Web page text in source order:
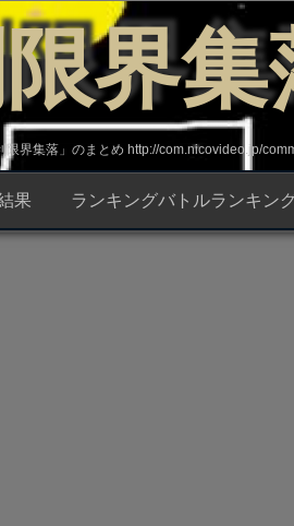
界集
界集落」のまとめ http://com.nicovideo.jp/
果 ランキングバトルランキン